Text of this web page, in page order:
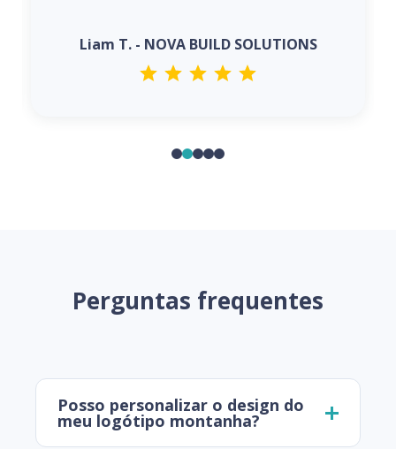
Liam T. - NOVA BUILD SOLUTIONS
Perguntas frequentes
Posso personalizar o design do
meu logótipo montanha?